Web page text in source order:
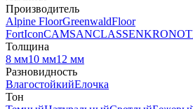
Производитель
Alpine FloorGreenwaldFloor
FortIconCAMSANCLASSEN
Толщина
8 мм10 мм12 мм
Разновидность
ВлагостойкийЕлочка
Тон